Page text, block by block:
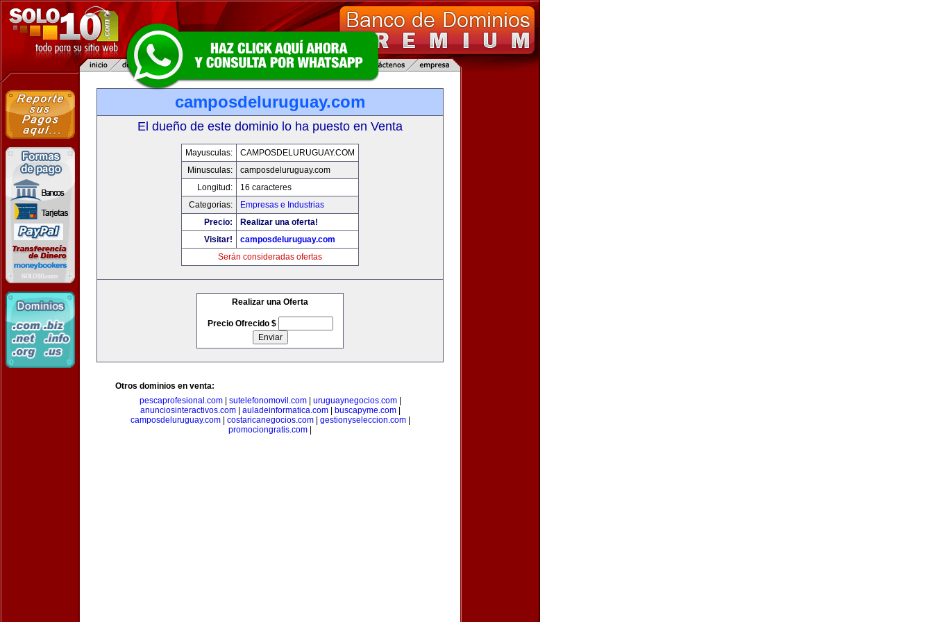
camposdeluruguay.com
El dueño de este dominio lo ha puesto en Venta
Mayusculas:
CAMPOSDELURUGUAY.COM
Minusculas:
camposdeluruguay.com
Longitud:
16 caracteres
Categorias:
Empresas e Industrias
Precio:
Realizar una oferta!
Visitar!
camposdeluruguay.com
Serán consideradas ofertas
Realizar una Oferta
Precio Ofrecido $
Otros dominios en venta:
pescaprofesional.com| sutelefonomovil.com| uruguaynegocios.com|
anunciosinteractivos.com| auladeinformatica.com| buscapyme.com|
camposdeluruguay.com| costaricanegocios.com| gestionyseleccion.com|
promociongratis.com